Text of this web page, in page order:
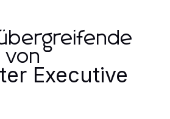
von
Executive